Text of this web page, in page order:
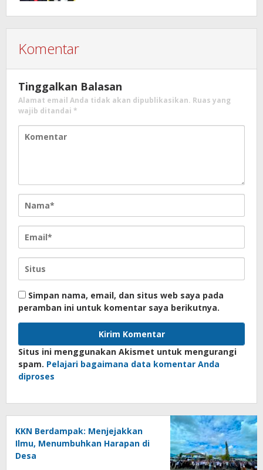
Komentar
Tinggalkan Balasan
Alamat email Anda tidak akan dipublikasikan. Ruas yang
wajib ditandai *
Simpan nama, email, dan situs web saya pada
peramban ini untuk komentar saya berikutnya.
Situs ini menggunakan Akismet untuk mengurangi
spam. Pelajari bagaimana data komentar Anda
diproses
KKN Berdampak: Menjejakkan
Ilmu, Menumbuhkan Harapan di
Desa